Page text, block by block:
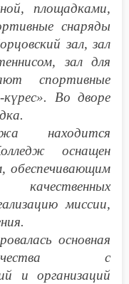
площадками,
снаряды
зал, зал
зал для
спортивные
Во дворе
находится
оснащен
обеспечивающим
миссии,
основная
с
и организаций